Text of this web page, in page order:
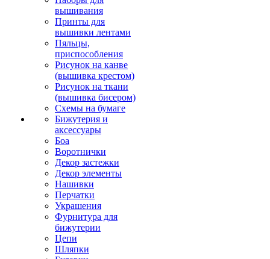
вышивания
Принты для
вышивки лентами
Пяльцы,
приспособления
Рисунок на канве
(вышивка крестом)
Рисунок на ткани
(вышивка бисером)
Схемы на бумаге
Бижутерия и
аксессуары
Боа
Воротнички
Декор застежки
Декор элементы
Нашивки
Перчатки
Украшения
Фурнитура для
бижутерии
Цепи
Шляпки